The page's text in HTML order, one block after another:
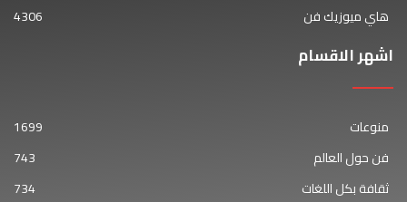
هاي ميوزيك فن
4306
اشهر الاقسام
منوعات
1699
فن حول العالم
743
ثقافة بكل اللغات
734